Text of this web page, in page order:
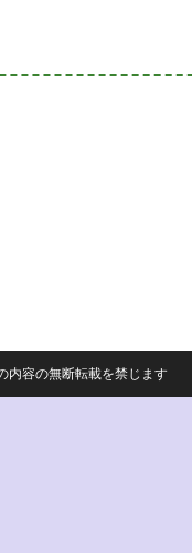
内容の無断転載を禁じます